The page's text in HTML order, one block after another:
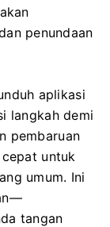
penundaan
aplikasi
langkah demi
pembaruan
untuk
umum. Ini
tangan